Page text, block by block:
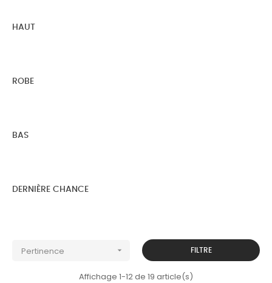
HAUT
ROBE
BAS
DERNIÈRE CHANCE
Pertinence  FILTRE
Affichage 1-12 de 19 article(s)